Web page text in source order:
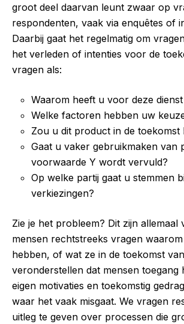
groot deel daarvan leunt zwaar op
respondenten, vaak via enquêtes of
Daarbij gaat het regelmatig om
het verleden of intenties voor de
vragen als:
Waarom heeft u voor deze
Welke factoren hebben uw
Zou u dit product in de toekomst
Gaat u vaker gebruikmaken van
voorwaarde Y wordt vervuld?
Op welke partij gaat u stemmen
verkiezingen?
Zie je het probleem? Dit zijn allemaal
mensen rechtstreeks vragen
hebben, of wat ze in de toekomst
veronderstellen dat mensen toegang
eigen motivaties en toekomstig
waar het vaak misgaat. We vragen
uitleg te geven over processen die